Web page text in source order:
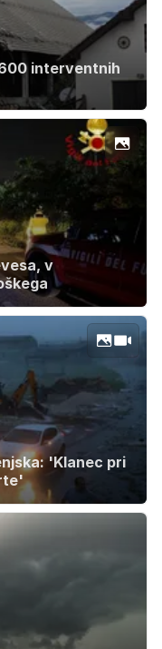
interventnih
v
'Klanec pri